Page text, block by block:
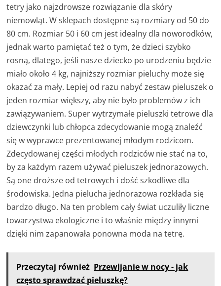
tetry jako najzdrowsze rozwiązanie dla skóry
niemowląt. W sklepach dostępne są rozmiary od 50 do
80 cm. Rozmiar 50 i 60 cm jest idealny dla noworodków,
jednak warto pamiętać też o tym, że dzieci szybko
rosną, dlatego, jeśli nasze dziecko po urodzeniu będzie
miało około 4 kg, najniższy rozmiar pieluchy może się
okazać za mały. Lepiej od razu nabyć zestaw pieluszek o
jeden rozmiar większy, aby nie było problemów z ich
zawiązywaniem. Super wytrzymałe pieluszki tetrowe dla
dziewczynki lub chłopca zdecydowanie mogą znaleźć
się w wyprawce prezentowanej młodym rodzicom.
Zdecydowanej części młodych rodziców nie stać na to,
by za każdym razem używać pieluszek jednorazowych.
Są one droższe od tetrowych i dość szkodliwe dla
środowiska. Jedna pielucha jednorazowa rozkłada się
bardzo długo. Na ten problem cały świat uczuliły liczne
towarzystwa ekologiczne i to właśnie między innymi
dzięki nim zapanowała ponowna moda na tetrę.
Przeczytaj również Przewijanie w nocy - jak
często sprawdzać pieluszkę?